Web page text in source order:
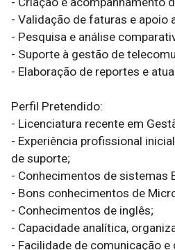
- Validação de faturas e apoio
- Pesquisa e análise
- Suporte à gestão de
- Elaboração de reportes e
Perfil Pretendido:
- Licenciatura recente em
- Experiência profissional
de suporte;
- Conhecimentos de sistemas
- Bons conhecimentos de
- Conhecimentos de inglês;
- Capacidade analítica,
- Facilidade de comunicação